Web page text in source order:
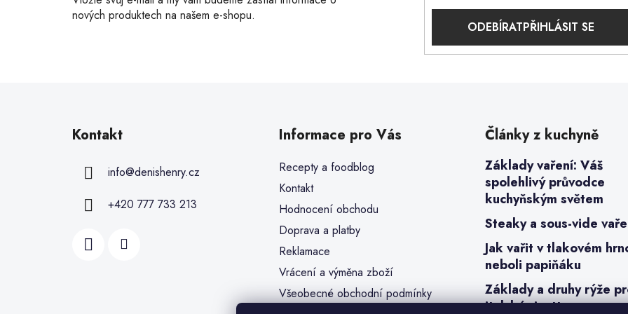
nových produktech na našem e-shopu.
PŘIHLÁSIT SE
Kontakt
info@denishenry.cz
+420 777 733 213
Informace pro Vás
Recepty a foodblog
Kontakt
Hodnocení obchodu
Doprava a platby
Reklamace
Vrácení a výměna zboží
Všeobecné obchodní podmínky
Články z kuchyně
Základy vaření: Váš
spolehlivý průvodce
kuchyňským světem
Steaky a sous-vide
Jak vařit v tlakovém
neboli papiňáku
Základy a druhy rýže
italské risotto